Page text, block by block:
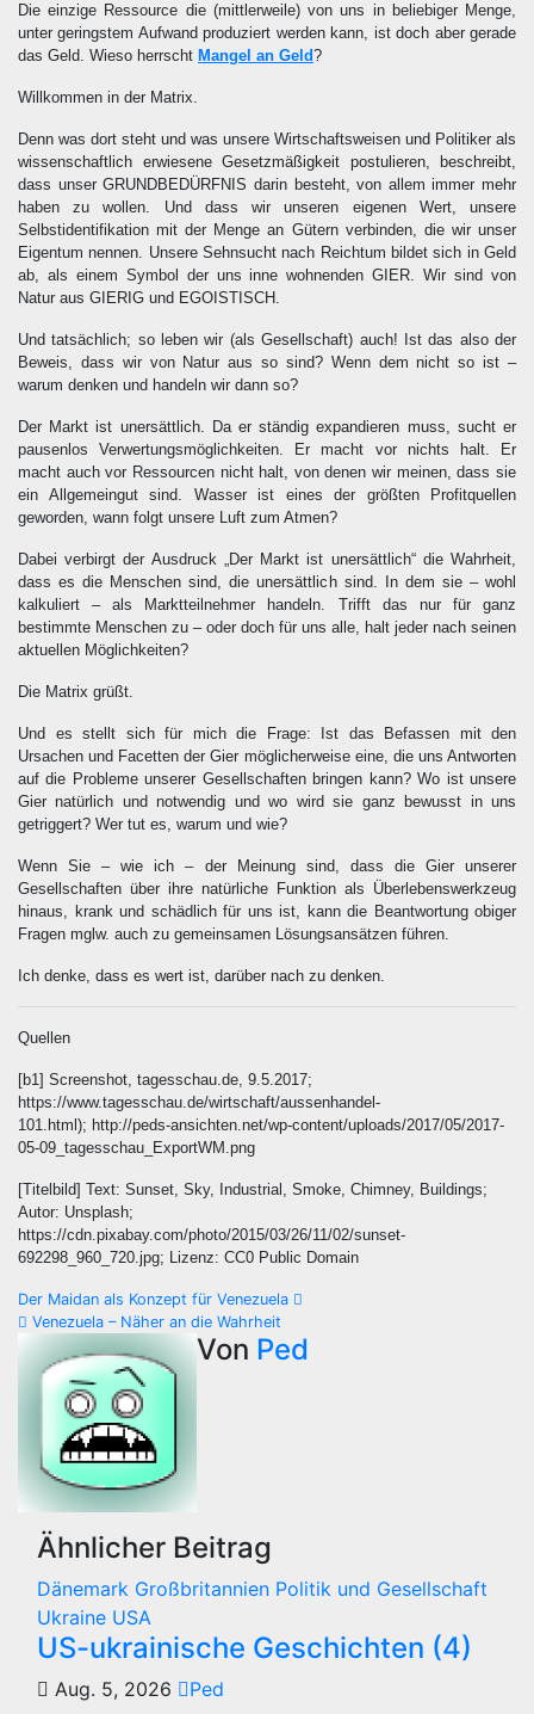
Die einzige Ressource die (mittlerweile) von uns in beliebiger Menge,
unter geringstem Aufwand produziert werden kann, ist doch aber gerade
das Geld. Wieso herrscht Mangel an Geld?
Willkommen in der Matrix.
Denn was dort steht und was unsere Wirtschaftsweisen und Politiker als
wissenschaftlich erwiesene Gesetzmäßigkeit postulieren, beschreibt,
dass unser GRUNDBEDÜRFNIS darin besteht, von allem immer mehr
haben zu wollen. Und dass wir unseren eigenen Wert, unsere
Selbstidentifikation mit der Menge an Gütern verbinden, die wir unser
Eigentum nennen. Unsere Sehnsucht nach Reichtum bildet sich in Geld
ab, als einem Symbol der uns inne wohnenden GIER. Wir sind von
Natur aus GIERIG und EGOISTISCH.
Und tatsächlich; so leben wir (als Gesellschaft) auch! Ist das also der
Beweis, dass wir von Natur aus so sind? Wenn dem nicht so ist –
warum denken und handeln wir dann so?
Der Markt ist unersättlich. Da er ständig expandieren muss, sucht er
pausenlos Verwertungsmöglichkeiten. Er macht vor nichts halt. Er
macht auch vor Ressourcen nicht halt, von denen wir meinen, dass sie
ein Allgemeingut sind. Wasser ist eines der größten Profitquellen
geworden, wann folgt unsere Luft zum Atmen?
Dabei verbirgt der Ausdruck „Der Markt ist unersättlich“ die Wahrheit,
dass es die Menschen sind, die unersättlich sind. In dem sie – wohl
kalkuliert – als Marktteilnehmer handeln. Trifft das nur für ganz
bestimmte Menschen zu – oder doch für uns alle, halt jeder nach seinen
aktuellen Möglichkeiten?
Die Matrix grüßt.
Und es stellt sich für mich die Frage: Ist das Befassen mit den
Ursachen und Facetten der Gier möglicherweise eine, die uns Antworten
auf die Probleme unserer Gesellschaften bringen kann? Wo ist unsere
Gier natürlich und notwendig und wo wird sie ganz bewusst in uns
getriggert? Wer tut es, warum und wie?
Wenn Sie – wie ich – der Meinung sind, dass die Gier unserer
Gesellschaften über ihre natürliche Funktion als Überlebenswerkzeug
hinaus, krank und schädlich für uns ist, kann die Beantwortung obiger
Fragen mglw. auch zu gemeinsamen Lösungsansätzen führen.
Ich denke, dass es wert ist, darüber nach zu denken.
Quellen
[b1] Screenshot, tagesschau.de, 9.5.2017;
https://www.tagesschau.de/wirtschaft/aussenhandel-
101.html); http://peds-ansichten.net/wp-content/uploads/2017/05/2017-
05-09_tagesschau_ExportWM.png
[Titelbild] Text: Sunset, Sky, Industrial, Smoke, Chimney, Buildings;
Autor: Unsplash;
https://cdn.pixabay.com/photo/2015/03/26/11/02/sunset-
692298_960_720.jpg; Lizenz: CC0 Public Domain
Beitragsnavigation
Der Maidan als Konzept für Venezuela
Venezuela – Näher an die Wahrheit
Von Ped
Ähnlicher Beitrag
Dänemark Großbritannien Politik und Gesellschaft
Ukraine USA
US-ukrainische Geschichten (4)
Aug. 5, 2026
Ped